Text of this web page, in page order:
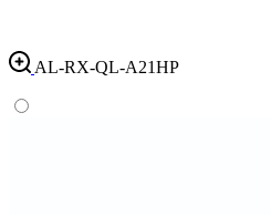
AL-RX-QL-A21HP